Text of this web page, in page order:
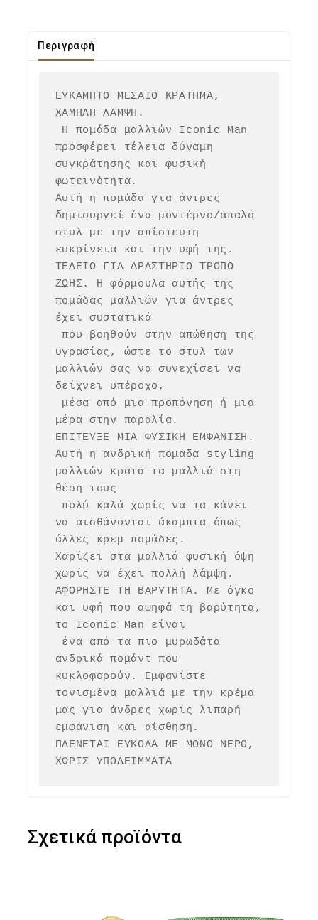
Περιγραφή
ΕΥΚΑΜΠΤΟ ΜΕΣΑΙΟ ΚΡΑΤΗΜΑ,
ΧΑΜΗΛΗ ΛΑΜΨΗ.
προσφέρει τέλεια δύναμη
συγκράτησης και φυσική
φωτεινότητα.
Αυτή η πομάδα για άντρες
δημιουργεί ένα μοντέρνο/απαλό
στυλ με την απίστευτη
ευκρίνεια και την υφή της.
ΤΕΛΕΙΟ ΓΙΑ ΔΡΑΣΤΗΡΙΟ ΤΡΟΠΟ
ΖΩΗΣ. Η φόρμουλα αυτής της
πομάδας μαλλιών για άντρες
έχει συστατικά
που βοηθούν στην απώθηση της
υγρασίας, ώστε το στυλ των
μαλλιών σας να συνεχίσει να
δείχνει υπέροχο,
μέρα στην παραλία.
ΕΠΙΤΕΥΞΕ ΜΙΑ ΦΥΣΙΚΗ ΕΜΦΑΝΙΣΗ.
Αυτή η ανδρική πομάδα styling
μαλλιών κρατά τα μαλλιά στη
θέση τους
πολύ καλά χωρίς να τα κάνει
να αισθάνονται άκαμπτα όπως
άλλες κρεμ πομάδες.
Χαρίζει στα μαλλιά φυσική όψη
χωρίς να έχει πολλή λάμψη.
ΑΦΟΡΗΣΤΕ ΤΗ ΒΑΡΥΤΗΤΑ. Με όγκο
και υφή που αψηφά τη βαρύτητα,
το Iconic Man είναι
ανδρικά πομάντ που
κυκλοφορούν. Εμφανίστε
τονισμένα μαλλιά με την κρέμα
μας για άνδρες χωρίς λιπαρή
εμφάνιση και αίσθηση.
ΠΛΕΝΕΤΑΙ ΕΥΚΟΛΑ ΜΕ ΜΟΝΟ ΝΕΡΟ,
ΧΩΡΙΣ ΥΠΟΛΕΙΜΜΑΤΑ
Σχετικά προϊόντα